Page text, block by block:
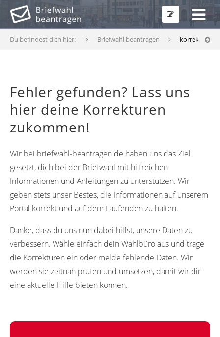
Du befindest dich hier: Briefwahl beantragen
Fehler gefunden? Lass uns
hier deine Korrekturen
zukommen!
Wir bei briefwahl-beantragen.de haben uns das Ziel
gesetzt, dich bei der Briefwahl mit hilfreichen
Informationen und Anleitungen zu unterstützen. Wir
geben stets unser Bestes, die Informationen auf unserem
Portal korrekt und auf dem Laufenden zu halten.
Danke, dass du uns nun dabei hilfst, unsere Daten zu
verbessern. Wähle einfach dein Wahlbüro aus und trage
die Korrekturen ein oder melde fehlende Daten. Wir
werden sie zeitnah prüfen und umsetzen, damit wir dir
eine aktuelle Hilfe bieten können.